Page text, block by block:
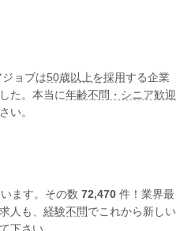
ョブは50歳以上を採用する企業
た。本当に年齢不問・シニア歓迎
い。
ます。その数 72,470 件！業界最
人も、 経験不問でこれから新しい
下さい。